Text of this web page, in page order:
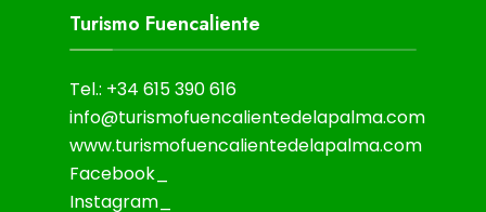
Turismo Fuencaliente
Tel.: +34 615 390 616
info@turismofuencalientedelapalma.com
www.turismofuencalientedelapalma.com
Facebook_
Instagram_